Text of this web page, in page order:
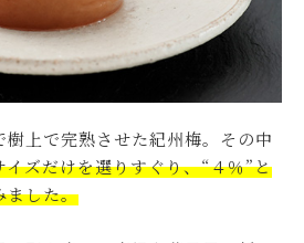
上で完熟させた紀州梅。その中
ズだけを選りすぐり、“４％”と
ました。